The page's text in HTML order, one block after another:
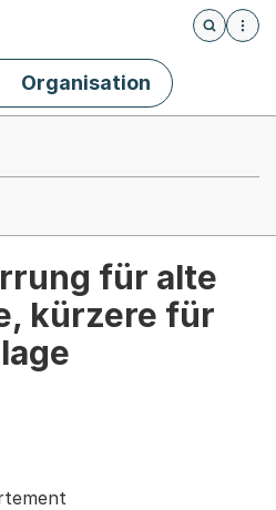
Öffnet
Organisation
für alte
kürzere für